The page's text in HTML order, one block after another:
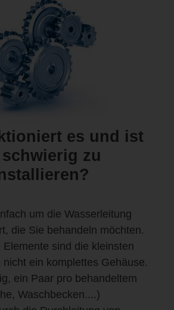
es und ist
schwierig zu
um die Wasserleitung
die Sie behandeln möchten.
Elemente sind die kleinsten
nicht ein komplettes Gehäuse.
ein Paar pro behandeltem
Waschbecken....)